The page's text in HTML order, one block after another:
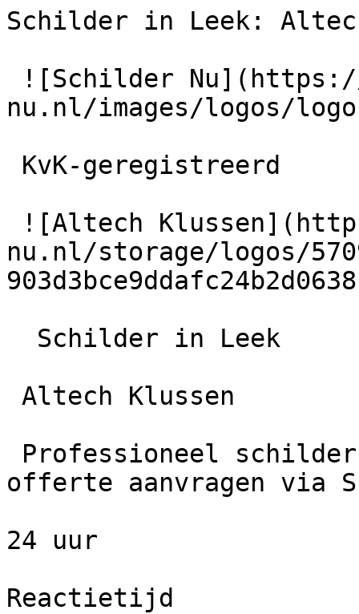
Schilder in Leek:
nu.nl/images/logos/
nu.nl/storage/logos/
offerte aanvragen via
24 uur
Reactietijd